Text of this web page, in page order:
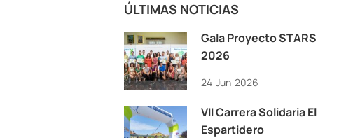
ÚLTIMAS NOTICIAS
Gala Proyecto STARS
2026
24 Jun 2026
VII Carrera Solidaria El
Espartidero